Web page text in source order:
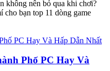
không nên bỏ qua khi chơi?
cho bạn top 11 dòng game
Phố PC Hay Và